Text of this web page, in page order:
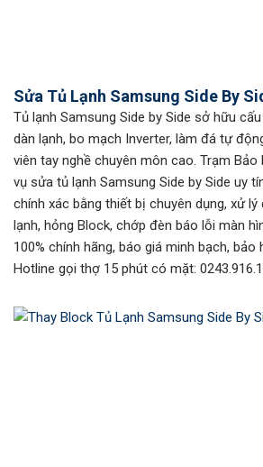
Sửa Tủ Lạnh Samsung Side By
Tủ lạnh Samsung Side by Side sở hữu
dàn lạnh, bo mạch Inverter, làm đá tự
viên tay nghề chuyên môn cao. Trạm Bảo
vụ sửa tủ lạnh Samsung Side by Side uy
chính xác bằng thiết bị chuyên dụng, xử
lạnh, hỏng Block, chớp đèn báo lỗi màn
100% chính hãng, báo giá minh bạch, bảo
Hotline gọi thợ 15 phút có mặt: